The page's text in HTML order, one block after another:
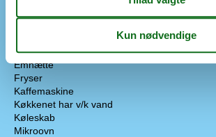
Røgfrit hus
Køkken
Emhætte
Fryser
Kaffemaskine
Køkkenet har v/k vand
Køleskab
Mikroovn